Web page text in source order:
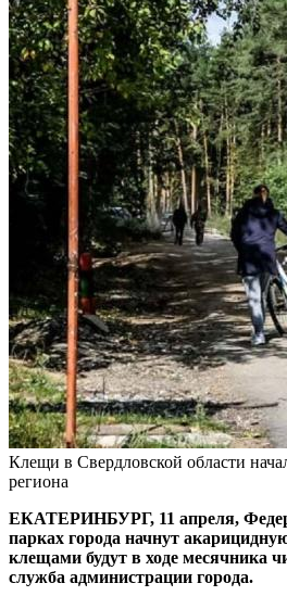
Клещи в Свердловской области
региона
ЕКАТЕРИНБУРГ, 11 апреля,
парках города начнут
клещами будут в ходе месячника
служба администрации города.